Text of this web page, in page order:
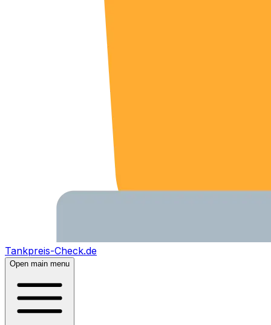
Tankpreis-Check.de
Open main menu